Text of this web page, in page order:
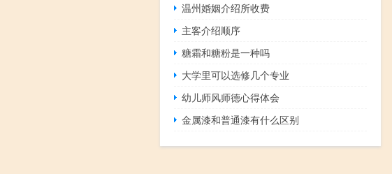
温州婚姻介绍所收费
主客介绍顺序
糖霜和糖粉是一种吗
大学里可以选修几个专业
幼儿师风师德心得体会
金属漆和普通漆有什么区别